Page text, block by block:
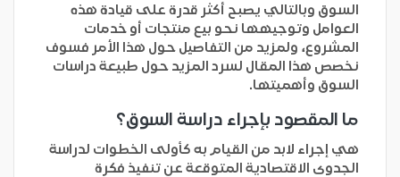
السوق وبالتالي يصبح أكثر قدرة على قيادة هذه
العوامل وتوجيهها نحو بيع منتجات أو خدمات
المشروع، ولمزيد من التفاصيل حول هذا الأمر فسوف
نخصص هذا المقال لسرد المزيد حول طبيعة دراسات
السوق وأهميتها.
ما المقصود بإجراء دراسة السوق؟
هي إجراء لابد من القيام به كأولى الخطوات لدراسة
الجدوى الاقتصادية المتوقعة عن تنفيذ فكرة